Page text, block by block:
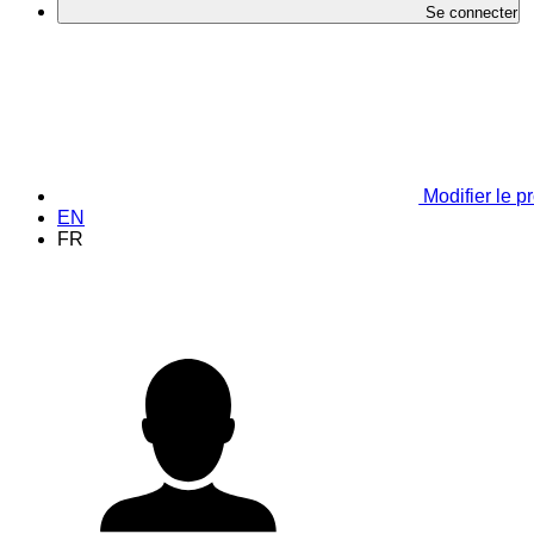
Se connecter
Modifier le
EN
FR